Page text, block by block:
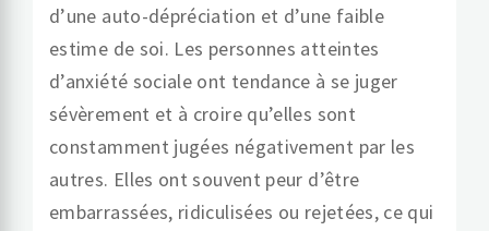
d’une auto-dépréciation et d’une faible
estime de soi. Les personnes atteintes
d’anxiété sociale ont tendance à se juger
sévèrement et à croire qu’elles sont
constamment jugées négativement par les
autres. Elles ont souvent peur d’être
embarrassées, ridiculisées ou rejetées, ce qui